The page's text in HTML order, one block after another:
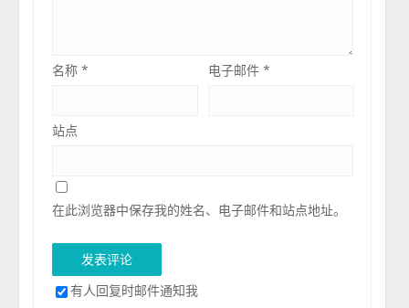
名称* 电子邮件*
站点
在此浏览器中保存我的姓名、电子邮件和站点地址。
有人回复时邮件通知我